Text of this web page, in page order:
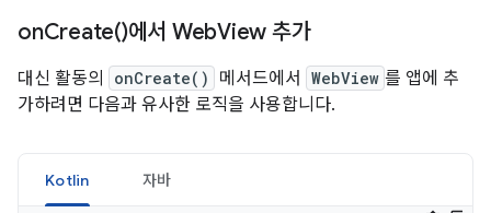
onCreate()에서 WebView 추가
대신 활동의 onCreate() 메서드에서 WebView 를 앱에 추
가하려면 다음과 유사한 로직을 사용합니다.
Kotlin 자바